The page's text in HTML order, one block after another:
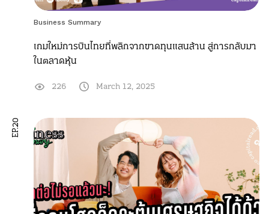
Business Summary
เกมใหม่การบินไทยที่พลิกจากขาดทุนแสนล้าน สู่การกลับมา
ในตลาดหุ้น
226 March 12, 2025
EP.20